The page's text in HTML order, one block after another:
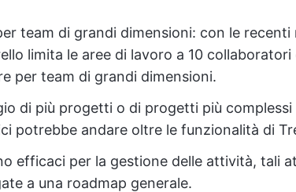
team di grandi dimensioni: con le recenti
limita le aree di lavoro a 10
per team di grandi dimensioni.
di più progetti o di progetti più
potrebbe andare oltre le funzionalità di
efficaci per la gestione delle attività, tali
a una roadmap generale.